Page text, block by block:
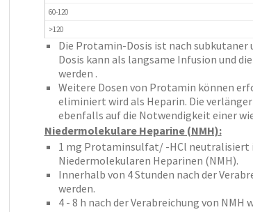
60-120
>120
Die Protamin-Dosis ist nach
Dosis kann als langsame Infusion und
werden .
Weitere Dosen von Protamin können
eliminiert wird als Heparin. Die
ebenfalls auf die Notwendigkeit einer
Niedermolekulare Heparine (NMH):
1 mg Protaminsulfat/ -HCl neutralisiert
Niedermolekularen Heparinen (NMH).
Innerhalb von 4 Stunden nach der
werden.
4 - 8 h nach der Verabreichung von